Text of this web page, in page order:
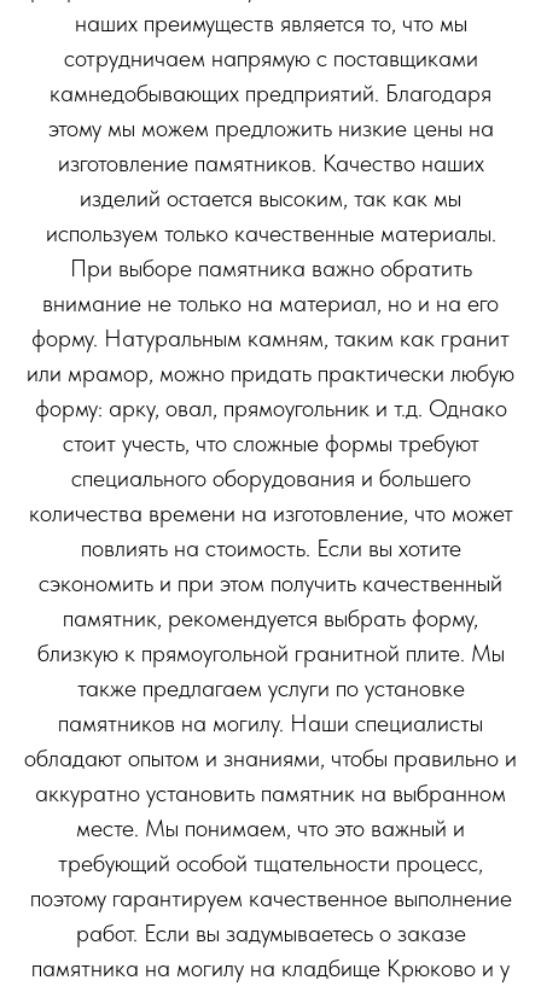
наших преимуществ является то, что мы
сотрудничаем напрямую с поставщиками
камнедобывающих предприятий. Благодаря
этому мы можем предложить низкие цены на
изготовление памятников. Качество наших
изделий остается высоким, так как мы
используем только качественные материалы.
При выборе памятника важно обратить
внимание не только на материал, но и на его
форму. Натуральным камням, таким как гранит
или мрамор, можно придать практически любую
форму: арку, овал, прямоугольник и т.д. Однако
стоит учесть, что сложные формы требуют
специального оборудования и большего
количества времени на изготовление, что может
повлиять на стоимость. Если вы хотите
сэкономить и при этом получить качественный
памятник, рекомендуется выбрать форму,
близкую к прямоугольной гранитной плите. Мы
также предлагаем услуги по установке
памятников на могилу. Наши специалисты
обладают опытом и знаниями, чтобы правильно и
аккуратно установить памятник на выбранном
месте. Мы понимаем, что это важный и
требующий особой тщательности процесс,
поэтому гарантируем качественное выполнение
работ. Если вы задумываетесь о заказе
памятника на могилу на кладбище Крюково и у